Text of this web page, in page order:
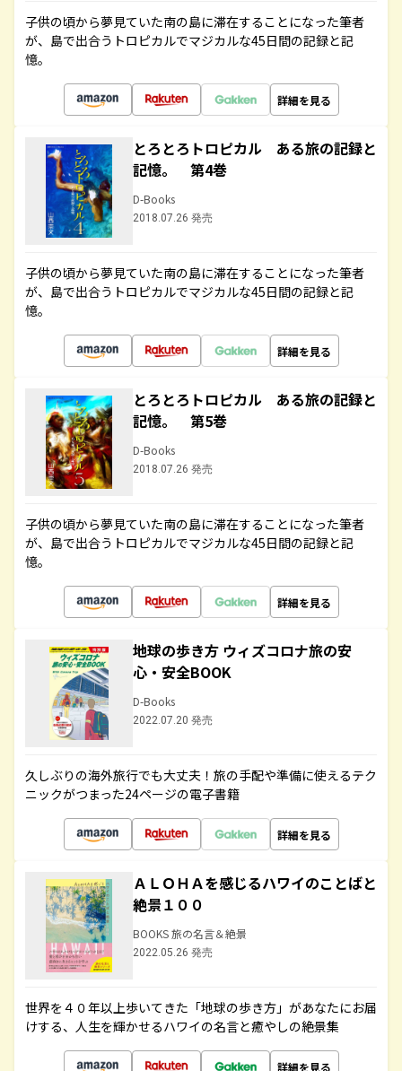
子供の頃から夢見ていた南の島に滞在することになった筆者
が、島で出合うトロピカルでマジカルな45日間の記録と記
憶。
詳細を見る
とろとろトロピカル ある旅の記録と
記憶。 第4巻
D-Books
2018.07.26 発売
子供の頃から夢見ていた南の島に滞在することになった筆者
が、島で出合うトロピカルでマジカルな45日間の記録と記
憶。
詳細を見る
とろとろトロピカル ある旅の記録と
記憶。 第5巻
D-Books
2018.07.26 発売
子供の頃から夢見ていた南の島に滞在することになった筆者
が、島で出合うトロピカルでマジカルな45日間の記録と記
憶。
詳細を見る
地球の歩き方 ウィズコロナ旅の安
心・安全BOOK
D-Books
2022.07.20 発売
久しぶりの海外旅行でも大丈夫！旅の手配や準備に使えるテク
ニックがつまった24ページの電子書籍
詳細を見る
ＡＬＯＨＡを感じるハワイのことばと
絶景１００
BOOKS 旅の名言＆絶景
2022.05.26 発売
世界を４０年以上歩いてきた「地球の歩き方」があなたにお届
けする、人生を輝かせるハワイの名言と癒やしの絶景集
詳細を見る